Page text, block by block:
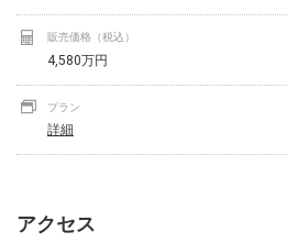
販売価格（税込）
4,580万円
プラン
詳細
アクセス